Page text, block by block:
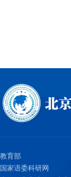
教育部
国家语委科研网